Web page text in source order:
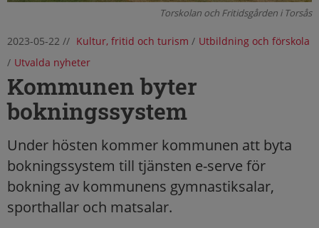
Torskolan och Fritidsgården i Torsås
2023-05-22 // Kultur, fritid och turism / Utbildning och förskola
/ Utvalda nyheter
Kommunen byter
bokningssystem
Under hösten kommer kommunen att byta
bokningssystem till tjänsten e-serve för
bokning av kommunens gymnastiksalar,
sporthallar och matsalar.